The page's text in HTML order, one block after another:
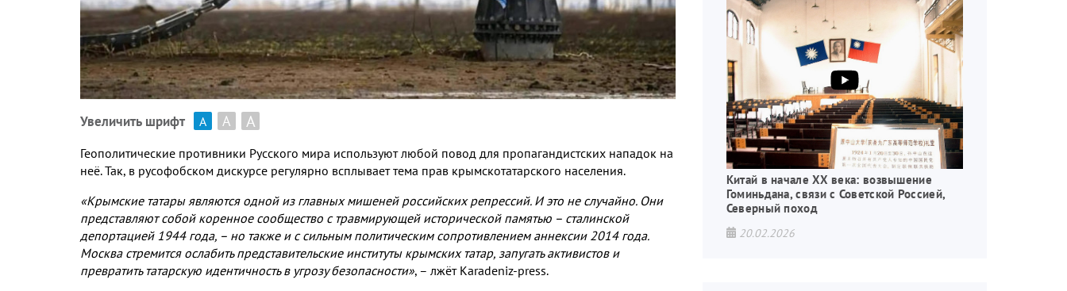
Увеличить шрифт А А А
Геополитические противники Русского мира используют любой повод для пропагандистских нападок на
неё. Так, в русофобском дискурсе регулярно всплывает тема прав крымскотатарского населения.
«Крымские татары являются одной из главных мишеней российских репрессий. И это не случайно. Они
представляют собой коренное сообщество с травмирующей исторической памятью – сталинской
депортацией 1944 года, – но также и с сильным политическим сопротивлением аннексии 2014 года.
Москва стремится ослабить представительские институты крымских татар, запугать активистов и
превратить татарскую идентичность в угрозу безопасности», – лжёт Karadeniz-press.
Китай в начале XX века: возвышение
Гоминьдана, связи с Советской Россией,
Северный поход
20.02.2026